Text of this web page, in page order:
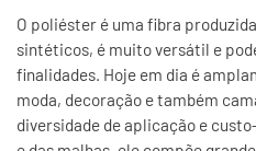
O poliéster é uma fibra
sintéticos, é muito versátil e
finalidades. Hoje em dia é
moda, decoração e também
diversidade de aplicação e